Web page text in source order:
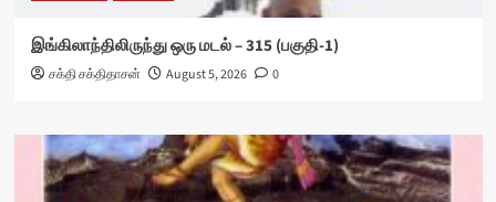
இங்கிலாந்திலிருந்து ஒரு மடல் – 315 (பகுதி-1)
சக்தி சக்திதாசன் August 5, 2026 0